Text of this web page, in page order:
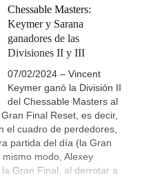
Chessable Masters:
Keymer y Sarana
ganadores de las
Divisiones II y III
07/02/2024 – Vincent
Keymer ganó la División II
del Chessable Masters al
Final Reset, es decir,
el cuadro de perdedores,
partida del día (la Gran
modo, Alexey
Gran Final, al derrotar a